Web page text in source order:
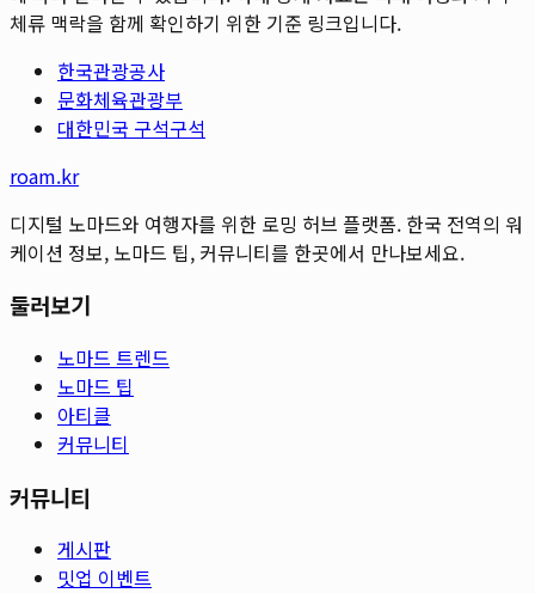
체류 맥락을 함께 확인하기 위한 기준 링크입니다.
한국관광공사
문화체육관광부
대한민국 구석구석
roam.kr
디지털 노마드와 여행자를 위한 로밍 허브 플랫폼. 한국 전역의 워
케이션 정보, 노마드 팁, 커뮤니티를 한곳에서 만나보세요.
둘러보기
노마드 트렌드
노마드 팁
아티클
커뮤니티
커뮤니티
게시판
밋업 이벤트